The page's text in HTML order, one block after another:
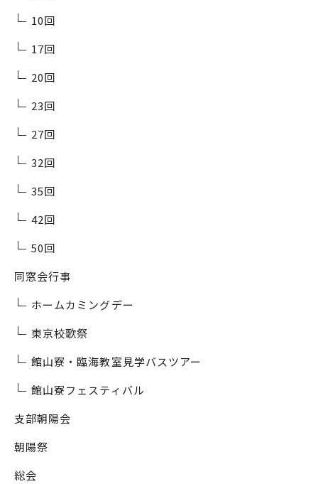
10回
17回
20回
23回
27回
32回
35回
42回
50回
同窓会行事
ホームカミングデー
東京校歌祭
館山寮・臨海教室見学バスツアー
館山寮フェスティバル
支部朝陽会
朝陽祭
総会